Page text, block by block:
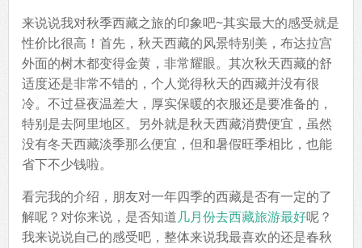
来说说我对秋季西藏之旅的印象吧~其实最大的感受就是
性价比很高！首先，秋天西藏的风景特别美，布达拉宫
外面的树木都变得金黄，非常耀眼。其次秋天西藏的舒
适度还是非常不错的，个人觉得秋天的西藏并没有很
冷。不过昼夜温差大，厚实保暖的衣服还是要准备的，
特别是去阿里地区。另外就是秋天西藏消费便宜，虽然
没有冬天西藏淡季那么便宜，但和暑假旺季相比，也能
省下不少钱啦。
看完我的介绍，朋友对一年四季的西藏是否有一定的了
解呢？对你来说，是否知道几月份去西藏旅游最好呢？
我来说说自己的感受吧，整体来说我最喜欢的还是春秋